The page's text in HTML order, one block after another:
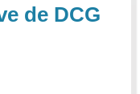
de DCG